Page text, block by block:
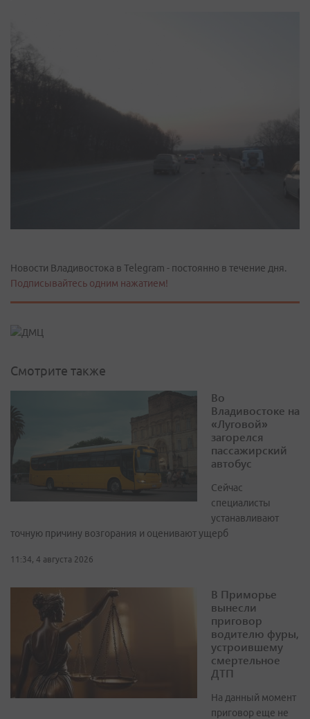
Новости Владивостока в Telegram - постоянно в течение дня.
Подписывайтесь одним нажатием!
Смотрите также
Во
Владивостоке на
«Луговой»
загорелся
пассажирский
автобус
Сейчас
специалисты
устанавливают
точную причину возгорания и оценивают ущерб
11:34, 4 августа 2026
В Приморье
вынесли
приговор
водителю фуры,
устроившему
смертельное
ДТП
На данный момент
приговор еще не